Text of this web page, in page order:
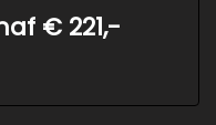
€ 221,-